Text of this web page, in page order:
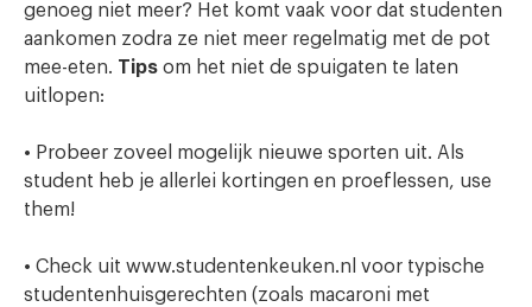
genoeg niet meer? Het komt vaak voor dat studenten
aankomen zodra ze niet meer regelmatig met de pot
mee-eten. Tips om het niet de spuigaten te laten
uitlopen:
• Probeer zoveel mogelijk nieuwe sporten uit. Als
student heb je allerlei kortingen en proeflessen, use
them!
• Check uit www.studentenkeuken.nl voor typische
studentenhuisgerechten (zoals macaroni met